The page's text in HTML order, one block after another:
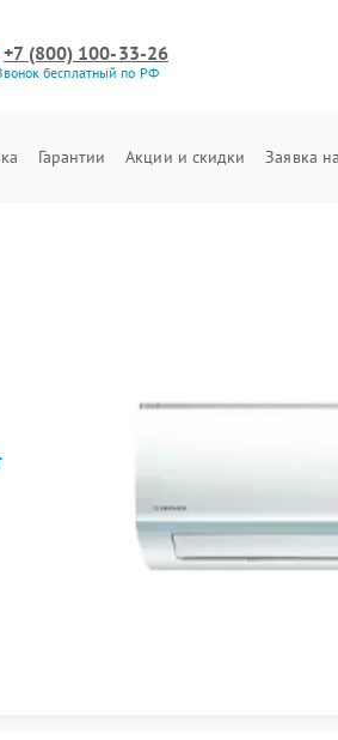
+7 (800) 100-33-26
бесплатный по РФ
Гарантии Акции и скидки Заявка